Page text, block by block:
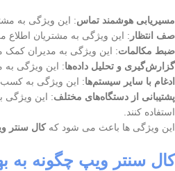
مسیریابی هوشمند تماس: این ویژگی به
صف انتظار : این ویژگی به مشتریان
ضبط مکالمات: این ویژگی به مدیران کمک
گزارش‌گیری و تحلیل داده‌ها: این ویژگی به
ادغام با سایر سیستم‌ها: این ویژگی به
پشتیبانی از دستگاه‌های مختلف: این ویژگی
استفاده کنند.
این ویژگی ها باعث می شود کهکال سنتر
کال سنتر ویپ چگونه به